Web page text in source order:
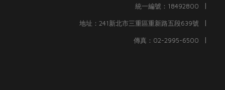
統一編號：18492800 |
地址：241新北市三重區重新路五段639號 |
傳真：02-2995-6500 |